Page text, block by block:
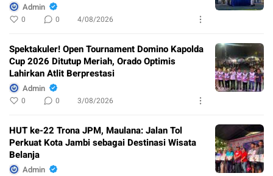
Admin
0 0 4/08/2026
Spektakuler! Open Tournament Domino Kapolda
Cup 2026 Ditutup Meriah, Orado Optimis
Lahirkan Atlit Berprestasi
Admin
0 0 3/08/2026
HUT ke-22 Trona JPM, Maulana: Jalan Tol
Perkuat Kota Jambi sebagai Destinasi Wisata
Belanja
Admin